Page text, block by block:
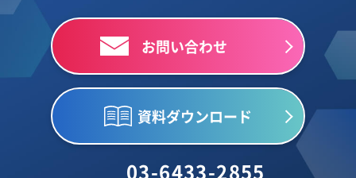
お問い合わせ
資料ダウンロード
03-6433-2855